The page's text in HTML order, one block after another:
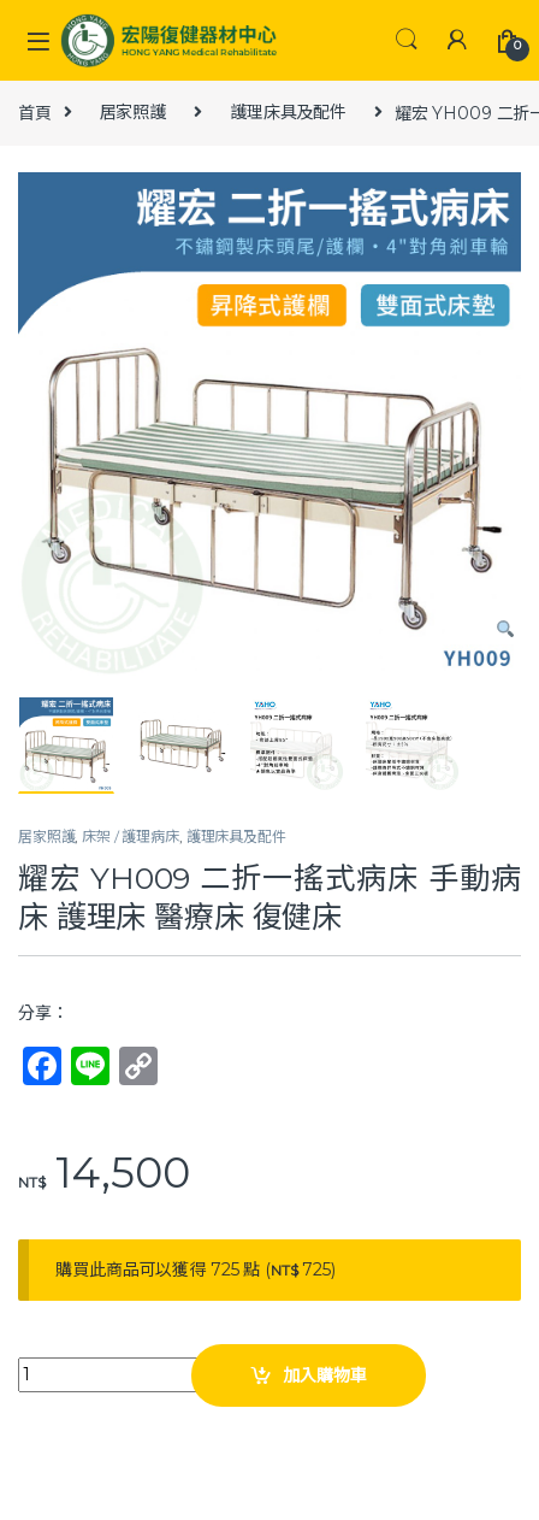
Skip to navigation
Skip to content
0
首頁 居家照護 護理床具及配件 耀宏 YH009 二折
居家照護,床架 / 護理病床, 護理床具及配件
耀宏 YH009 二折一搖式病床 手動病
床 護理床 醫療床 復健床
分享：
F
e
o
o
Li
y
n
k
NT$14,500
購買此商品可以獲得 725 點 (NT$725)
耀宏 YH009 二折一搖式病床 手動病床 護理床 醫療床 復健床
加入購物車